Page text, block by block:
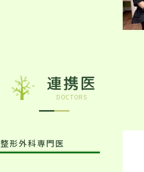
連携医
DOCTORS
整形外科専門医